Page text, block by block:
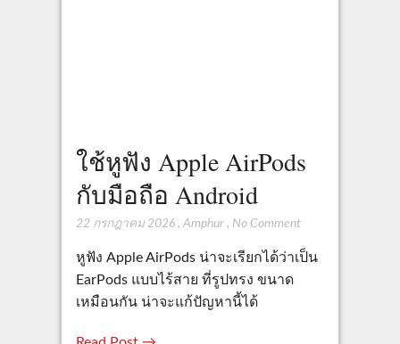
ใช้หูฟัง Apple AirPods
กับมือถือ Android
22 กรกฎาคม 2026, Amphur, No Comment
หูฟัง Apple AirPods น่าจะเรียกได้ว่าเป็น
EarPods แบบไร้สาย ที่รูปทรง ขนาด
เหมือนกัน น่าจะแก้ปัญหานี้ได้